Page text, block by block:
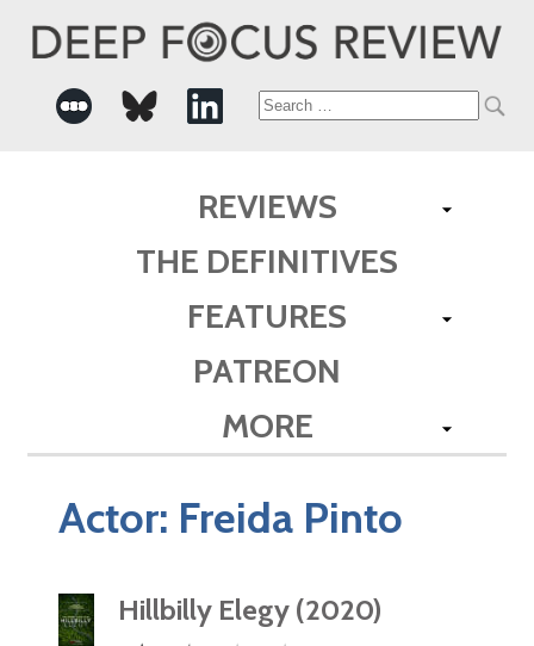
Search
REVIEWS
THE DEFINITIVES
FEATURES
PATREON
MORE
Actor: Freida Pinto
Hillbilly Elegy (2020)